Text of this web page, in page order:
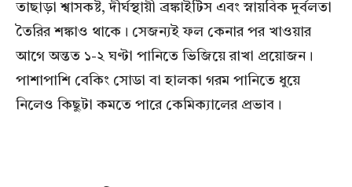
তাছাড়া শ্বাসকষ্ট, দীর্ঘস্থায়ী ব্রঙ্কাইটিস এবং স্নায়বিক দুর্বলতা
তৈরির শঙ্কাও থাকে। সেজন্যই ফল কেনার পর খাওয়ার
আগে অন্তত ১-২ ঘণ্টা পানিতে ভিজিয়ে রাখা প্রয়োজন।
পাশাপাশি বেকিং সোডা বা হালকা গরম পানিতে ধুয়ে
নিলেও কিছুটা কমতে পারে কেমিক্যালের প্রভাব।